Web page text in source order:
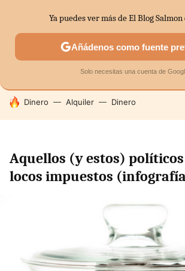
SECTORES ECONOMÍA DOMÉSTICA
HOY SE HABLA DE
Dinero Alquiler Dinero
Aquellos (y estos) políticos
locos impuestos
Ya puedes ver más de El Blog Salmon
Añádenos como fuente
Solo necesitas una cuenta de